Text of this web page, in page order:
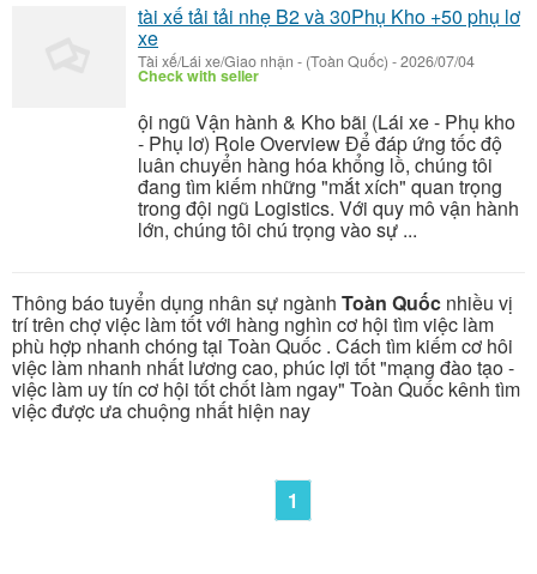
tài xế tải tải nhẹ B2 và 30Phụ Kho +50 phụ lơ
xe
Tài xế/Lái xe/Giao nhận - (Toàn Quốc) -2026/07/04
Check with seller
ội ngũ Vận hành & Kho bãi (Lái xe - Phụ kho
- Phụ lơ) Role Overview Để đáp ứng tốc độ
luân chuyển hàng hóa khổng lồ, chúng tôi
đang tìm kiếm những "mắt xích" quan trọng
trong đội ngũ Logistics. Với quy mô vận hành
lớn, chúng tôi chú trọng vào sự ...
Thông báo tuyển dụng nhân sự ngành Toàn Quốc nhiều vị
trí trên chợ việc làm tốt với hàng nghìn cơ hội tìm việc làm
phù hợp nhanh chóng tại Toàn Quốc . Cách tìm kiếm cơ hôi
việc làm nhanh nhất lương cao, phúc lợi tốt "mạng đào tạo -
việc làm uy tín cơ hội tốt chốt làm ngay" Toàn Quốc kênh tìm
việc được ưa chuộng nhất hiện nay
1